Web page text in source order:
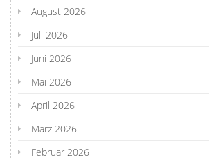
August 2026
Juli 2026
Juni 2026
Mai 2026
April 2026
März 2026
Februar 2026